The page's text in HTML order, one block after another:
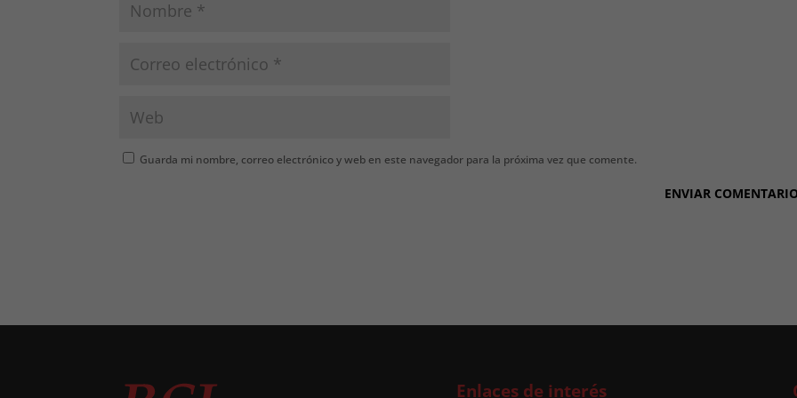
Guarda mi nombre, correo electrónico y web en este navegador para la próxima vez que comente.
Enlaces de interés